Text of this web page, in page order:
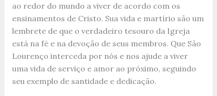
ao redor do mundo a viver de acordo com os
ensinamentos de Cristo. Sua vida e martírio são um
lembrete de que o verdadeiro tesouro da Igreja
está na fé e na devoção de seus membros. Que São
Lourenço interceda por nós e nos ajude a viver
uma vida de serviço e amor ao próximo, seguindo
seu exemplo de santidade e dedicação.